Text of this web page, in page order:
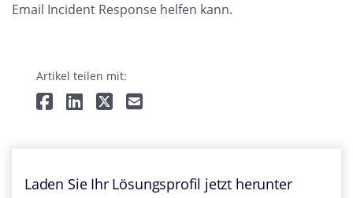
Email Incident Response helfen kann.
Artikel teilen mit:
Laden Sie Ihr Lösungsprofil jetzt herunter